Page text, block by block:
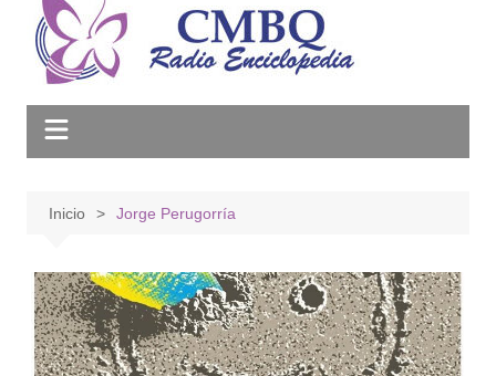
Inicio Jorge Perugorría